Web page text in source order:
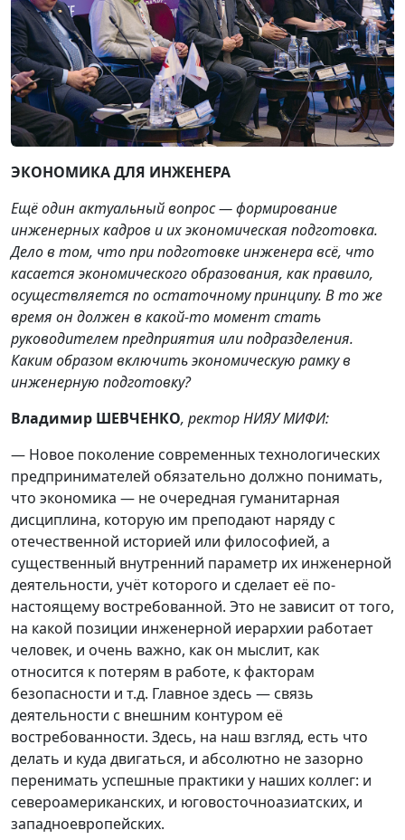
ЭКОНОМИКА ДЛЯ ИНЖЕНЕРА
Ещё один актуальный вопрос — формирование
инженерных кадров и их экономическая подготовка.
Дело в том, что при подготовке инженера всё, что
касается экономического образования, как правило,
осуществляется по остаточному принципу. В то же
время он должен в какой-то момент стать
руководителем предприятия или подразделения.
Каким образом включить экономическую рамку в
инженерную подготовку?
Владимир ШЕВЧЕНКО, ректор НИЯУ МИФИ:
— Новое поколение современных технологических
предпринимателей обязательно должно понимать,
что экономика — не очередная гуманитарная
дисциплина, которую им преподают наряду с
отечественной историей или философией, а
существенный внутренний параметр их инженерной
деятельности, учёт которого и сделает её по-
настоящему востребованной. Это не зависит от того,
на какой позиции инженерной иерархии работает
человек, и очень важно, как он мыслит, как
относится к потерям в работе, к факторам
безопасности и т.д. Главное здесь — связь
деятельности с внешним контуром её
востребованности. Здесь, на наш взгляд, есть что
делать и куда двигаться, и абсолютно не зазорно
перенимать успешные практики у наших коллег: и
североамериканских, и юговосточноазиатских, и
западноевропейских.